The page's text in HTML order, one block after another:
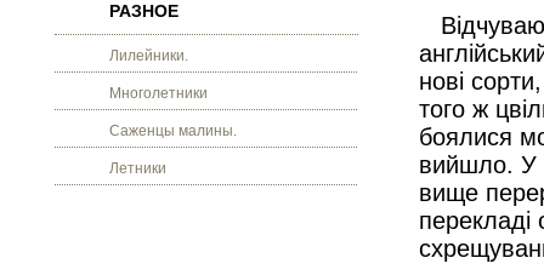
РАЗНОЕ
Лилейники.
Многолетники
Саженцы малины.
Летники
нові
того ж
боялися
вийшло. У
вище